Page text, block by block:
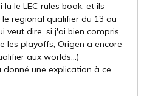
lu le LEC rules book, et ils
regional qualifier du 13 au
veut dire, si j'ai bien compris,
les playoffs, Origen a encore
aux worlds...)
donné une explication à ce